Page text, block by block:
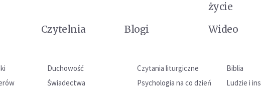
życie
Czytelnia Blogi Wideo
Duchowość Czytania liturgiczne
Biblia
Świadectwa Psychologia na co dzień
Ludzie i